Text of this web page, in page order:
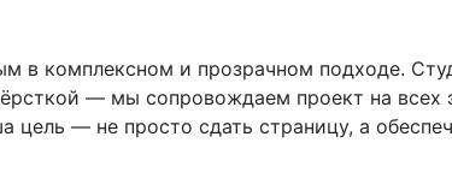
в комплексном и прозрачном подходе.
— мы сопровождаем проект на всех
цель — не просто сдать страницу, а